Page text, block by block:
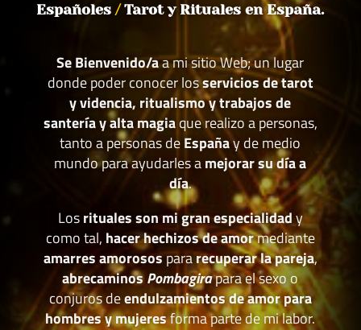
Españoles/Tarot y Rituales en España.
Se Bienvenido/aa mi sitio Web; un lugar
donde poder conocer losservicios de tarot
y videncia, ritualismo y trabajos de
santería y alta magiaque realizo a personas,
tanto a personas deEspañay de medio
mundo para ayudarles amejorar su día a
día.
Losrituales son mi gran especialidady
como tal, hacer hechizos de amormediante
amarres amorosospararecuperar la pareja,
abrecaminosPombagirapara el sexo o
conjuros deendulzamientos de amor para
hombres y mujeresforma parte de mi labor.